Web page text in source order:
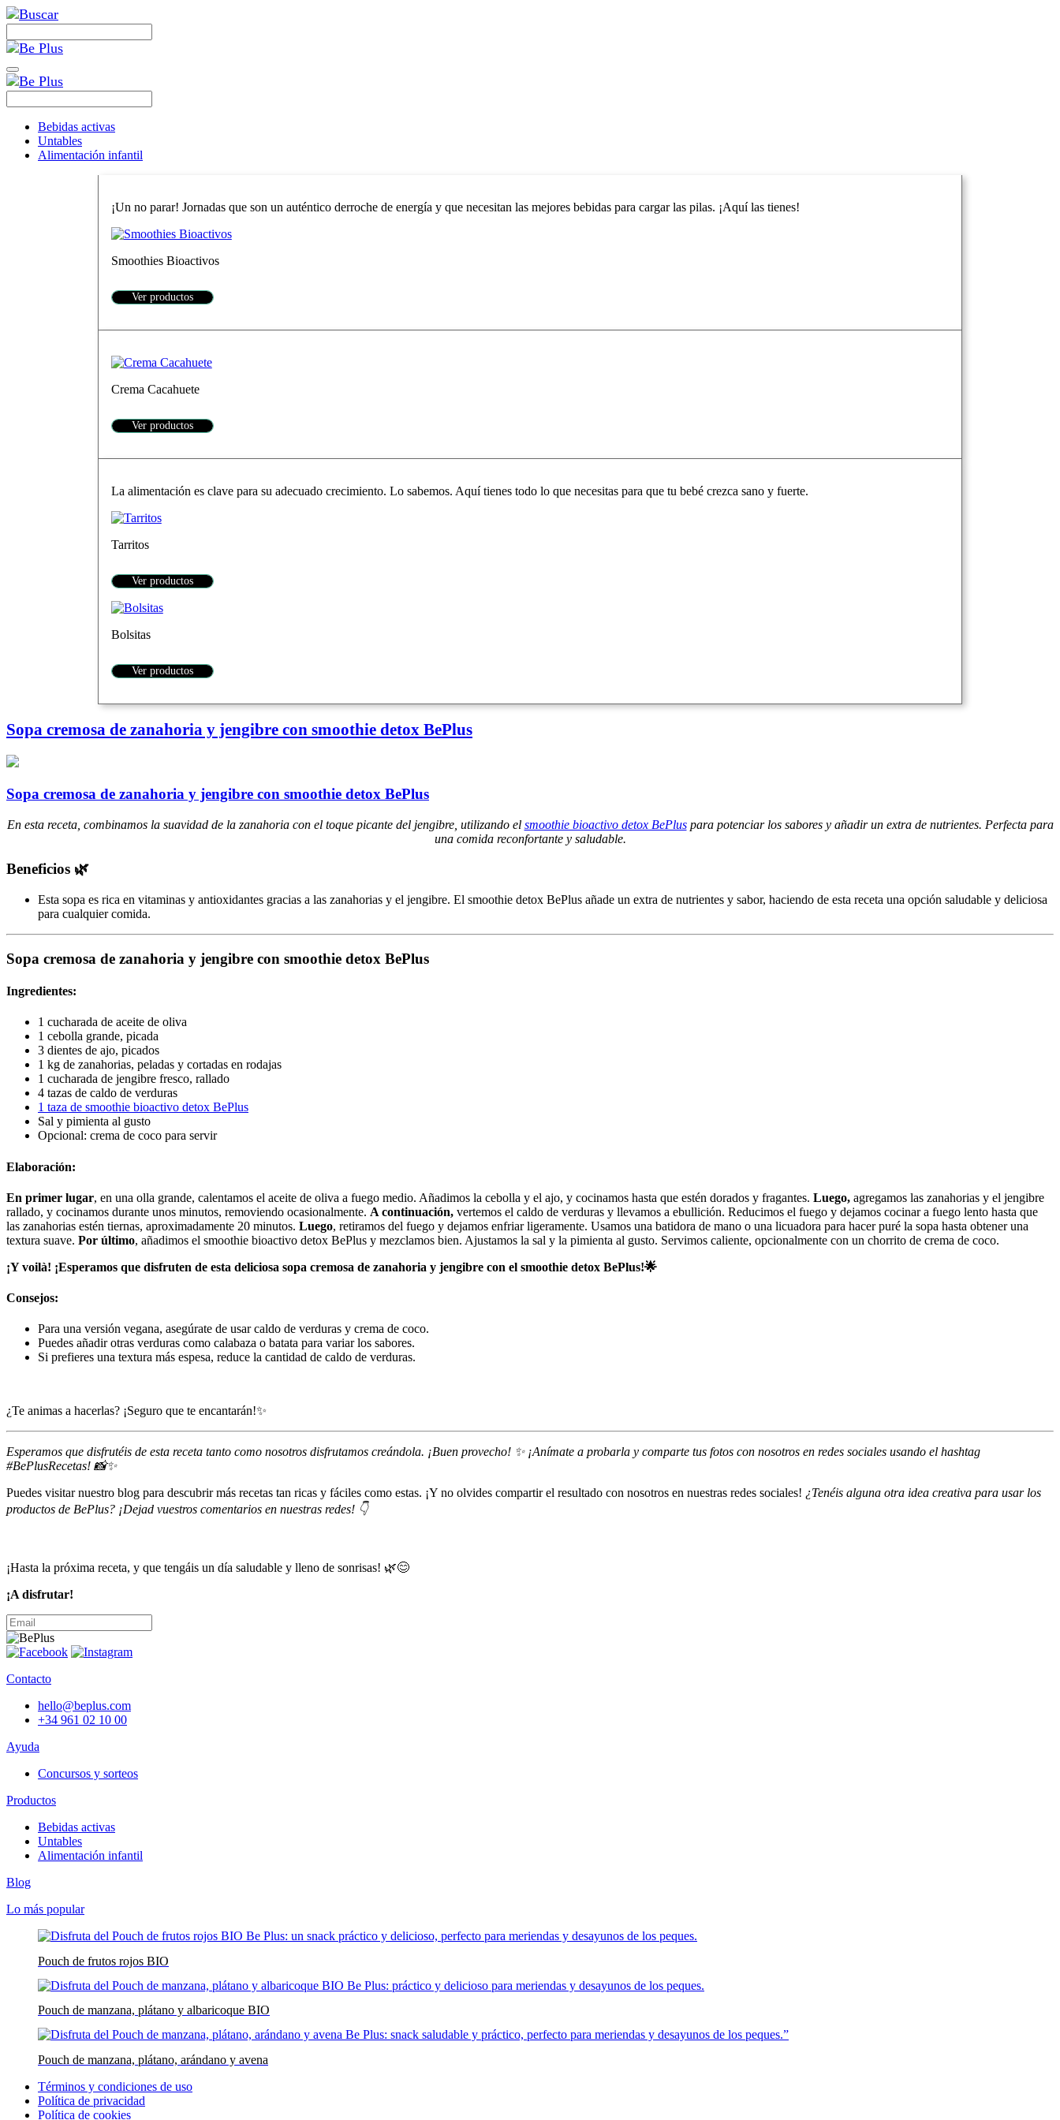
Bebidas activas
Untables
Alimentación infantil
¡Un no parar! Jornadas que son un auténtico derroche de energía y que necesitan las mejores bebidas para cargar las pilas. ¡Aquí las tienes!
Smoothies Bioactivos
Ver productos
Crema Cacahuete
Ver productos
La alimentación es clave para su adecuado crecimiento. Lo sabemos. Aquí tienes todo lo que necesitas para que tu bebé crezca sano y fuerte.
Tarritos
Ver productos
Bolsitas
Ver productos
Sopa cremosa de zanahoria y jengibre con smoothie detox BePlus
Sopa cremosa de zanahoria y jengibre con smoothie detox BePlus
En esta receta, combinamos la suavidad de la zanahoria con el toque picante del jengibre, utilizando el smoothie bioactivo detox BePluspara potenciar los sabores y añadir un extra de nutrientes. Perfecta para
una comida reconfortante y saludable.
Beneficios 🌿
Esta sopa es rica en vitaminas y antioxidantes gracias a las zanahorias y el jengibre. El smoothie detox BePlus añade un extra de nutrientes y sabor, haciendo de esta receta una opción saludable y deliciosa
para cualquier comida.
Sopa cremosa de zanahoria y jengibre con smoothie detox BePlus
Ingredientes:
1 cucharada de aceite de oliva
1 cebolla grande, picada
3 dientes de ajo, picados
1 kg de zanahorias, peladas y cortadas en rodajas
1 cucharada de jengibre fresco, rallado
4 tazas de caldo de verduras
1 taza de smoothie bioactivo detox BePlus
Sal y pimienta al gusto
Opcional: crema de coco para servir
Elaboración:
En primer lugar, en una olla grande, calentamos el aceite de oliva a fuego medio. Añadimos la cebolla y el ajo, y cocinamos hasta que estén dorados y fragantes. Luego, agregamos las zanahorias y el jengibre
rallado, y cocinamos durante unos minutos, removiendo ocasionalmente. A continuación, vertemos el caldo de verduras y llevamos a ebullición. Reducimos el fuego y dejamos cocinar a fuego lento hasta que
las zanahorias estén tiernas, aproximadamente 20 minutos. Luego, retiramos del fuego y dejamos enfriar ligeramente. Usamos una batidora de mano o una licuadora para hacer puré la sopa hasta obtener una
textura suave. Por último, añadimos el smoothie bioactivo detox BePlus y mezclamos bien. Ajustamos la sal y la pimienta al gusto. Servimos caliente, opcionalmente con un chorrito de crema de coco.
¡Y voilà! ¡Esperamos que disfruten de esta deliciosa sopa cremosa de zanahoria y jengibre con el smoothie detox BePlus!🌟
Consejos:
Para una versión vegana, asegúrate de usar caldo de verduras y crema de coco.
Puedes añadir otras verduras como calabaza o batata para variar los sabores.
Si prefieres una textura más espesa, reduce la cantidad de caldo de verduras.
¿Te animas a hacerlas? ¡Seguro que te encantarán!✨
Esperamos que disfrutéis de esta receta tanto como nosotros disfrutamos creándola. ¡Buen provecho! ✨ ¡Anímate a probarla y comparte tus fotos con nosotros en redes sociales usando el hashtag
#BePlusRecetas! 📸✨
Puedes visitar nuestro blog para descubrir más recetas tan ricas y fáciles como estas. ¡Y no olvides compartir el resultado con nosotros en nuestras redes sociales! ¿Tenéis alguna otra idea creativa para usar los
productos de BePlus? ¡Dejad vuestros comentarios en nuestras redes! 👇
¡Hasta la próxima receta, y que tengáis un día saludable y lleno de sonrisas! 🌿😊
¡A disfrutar!
Contacto
hello@beplus.com
+34 961 02 10 00
Ayuda
Concursos y sorteos
Productos
Bebidas activas
Untables
Alimentación infantil
Blog
Lo más popular
Pouch de frutos rojos BIO
Pouch de manzana, plátano y albaricoque BIO
Pouch de manzana, plátano, arándano y avena
Términos y condiciones de uso
Política de privacidad
Política de cookies